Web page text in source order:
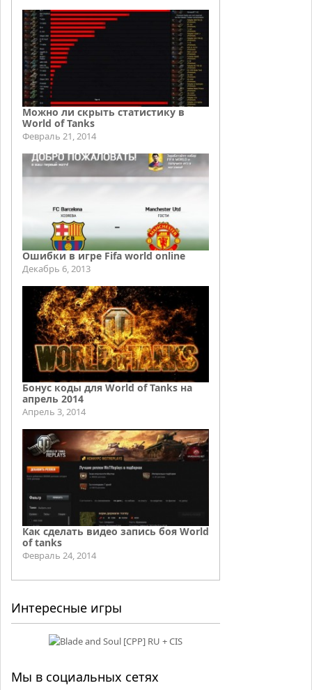
Можно ли скрыть статистику в
World of Tanks
Февраль 21, 2014
Ошибки в игре Fifa world online
Декабрь 6, 2013
Бонус коды для World of Tanks на
апрель 2014
Апрель 3, 2014
Как сделать видео запись боя World
of tanks
Февраль 24, 2014
Интересные игры
Мы в социальных сетях